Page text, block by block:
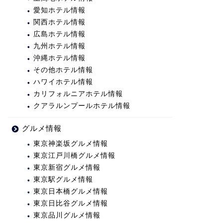
愛知ホテル情報
関西ホテル情報
広島ホテル情報
九州ホテル情報
沖縄ホテル情報
その他ホテル情報
ハワイホテル情報
カリフォルニアホテル情報
クアラルンプールホテル情報
グルメ情報
東京神楽坂グルメ情報
東京江戸川橋グルメ情報
東京新宿グルメ情報
東京駅グルメ情報
東京日本橋グルメ情報
東京日比谷グルメ情報
東京品川グルメ情報